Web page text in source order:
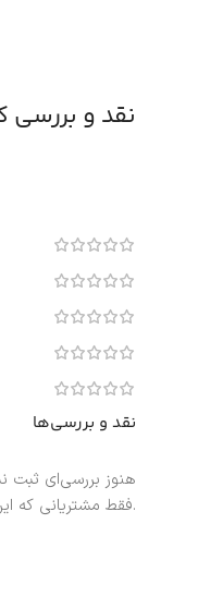
نقد و بررسی
نقد و بررسی‌ها
هنوز بررسی‌ای
.فقط مشتریانی که